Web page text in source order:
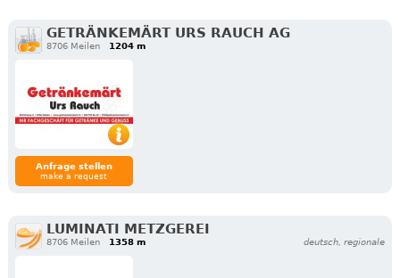
GETRÄNKEMÄRT URS RAUCH AG
8706 Meilen 1204 m
Anfrage stellen
make a request
LUMINATI METZGEREI
8706 Meilen 1358 m deutsch, regionale